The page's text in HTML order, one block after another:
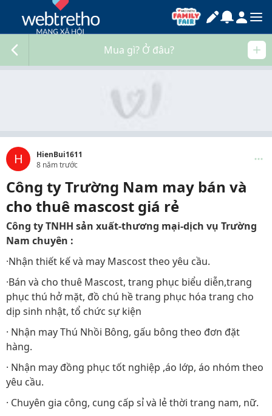
Mua gì? Ở đâu?
H
HienBui1611
8 năm trước
Công ty Trường Nam may bán và
cho thuê mascost giá rẻ
Công ty TNHH sản xuất-thương mại-dịch vụ Trường
Nam chuyên :
·Nhận thiết kế và may Mascost theo yêu cầu.
·Bán và cho thuê Mascost, trang phục biểu diễn,trang
phục thú hở mặt, đồ chú hề trang phục hóa trang cho
dịp sinh nhật, tổ chức sự kiện
· Nhận may Thú Nhồi Bông, gấu bông theo đơn đặt
hàng.
· Nhận may đồng phục tốt nghiệp ,áo lớp, áo nhóm theo
yêu cầu.
· Chuyên gia công, cung cấp sỉ và lẻ thời trang nam, nữ.